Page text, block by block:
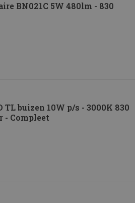
BN021C 5W 480lm - 830
TL buizen 10W p/s - 3000K 830
- Compleet